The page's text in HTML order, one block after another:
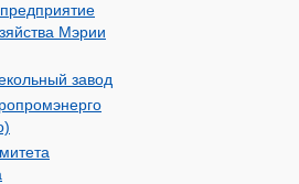
Мэрии
завод